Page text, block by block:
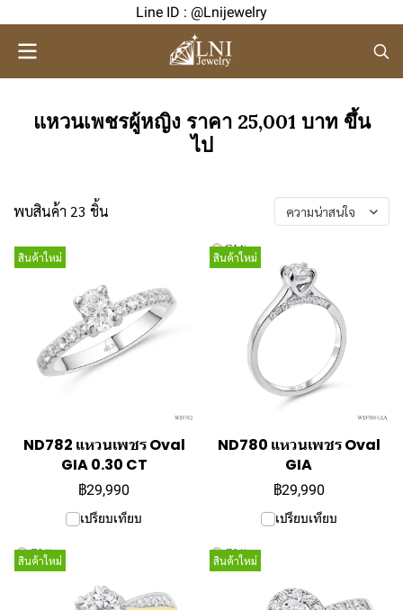
Line ID : @Lnijewelry
แหวนเพชรผู้หญิง ราคา 25,001 บาท ขึ้น
ไป
พบสินค้า 23 ชิ้น ความน่าสนใจ
สินค้าใหม่
ND782 แหวนเพชร Oval
GIA 0.30 CT
฿29,990
เปรียบเทียบ
สินค้าใหม่
ND780 แหวนเพชร Oval
GIA
฿29,990
เปรียบเทียบ
สินค้าใหม่ สินค้าใหม่